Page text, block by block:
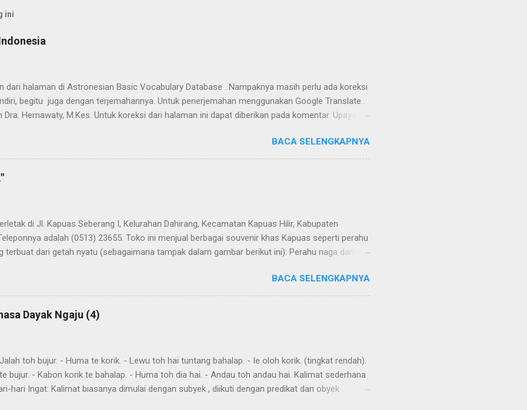
ini
dari halaman di Astronesian Basic Vocabulary Database . Nampaknya masih perlu ada koreksi
begitu juga dengan terjemahannya. Untuk penerjemahan menggunakan Google Translate .
Hernawaty, M.Kes. Untuk koreksi dari halaman ini dapat diberikan pada komentar. Upaya
BACA SELENGKAPNYA
di Jl. Kapuas Seberang I, Kelurahan Dahirang, Kecamatan Kapuas Hilir, Kabupaten
adalah (0513) 23655. Toko ini menjual berbagai souvenir khas Kapuas seperti perahu
terbuat dari getah nyatu (sebagaimana tampak dalam gambar berikut ini): Perahu naga dari
BACA SELENGKAPNYA
Dayak Ngaju (4)
toh bujur. - Huma te korik. - Lewu toh hai tuntang bahalap. - Ie oloh korik. (tingkat rendah).
bujur. - Kabon korik te bahalap. - Huma toh dia hai. - Andau toh andau hai. Kalimat sederhana
hari Ingat: Kalimat biasanya dimulai dengan subyek , diikuti dengan predikat dan obyek .